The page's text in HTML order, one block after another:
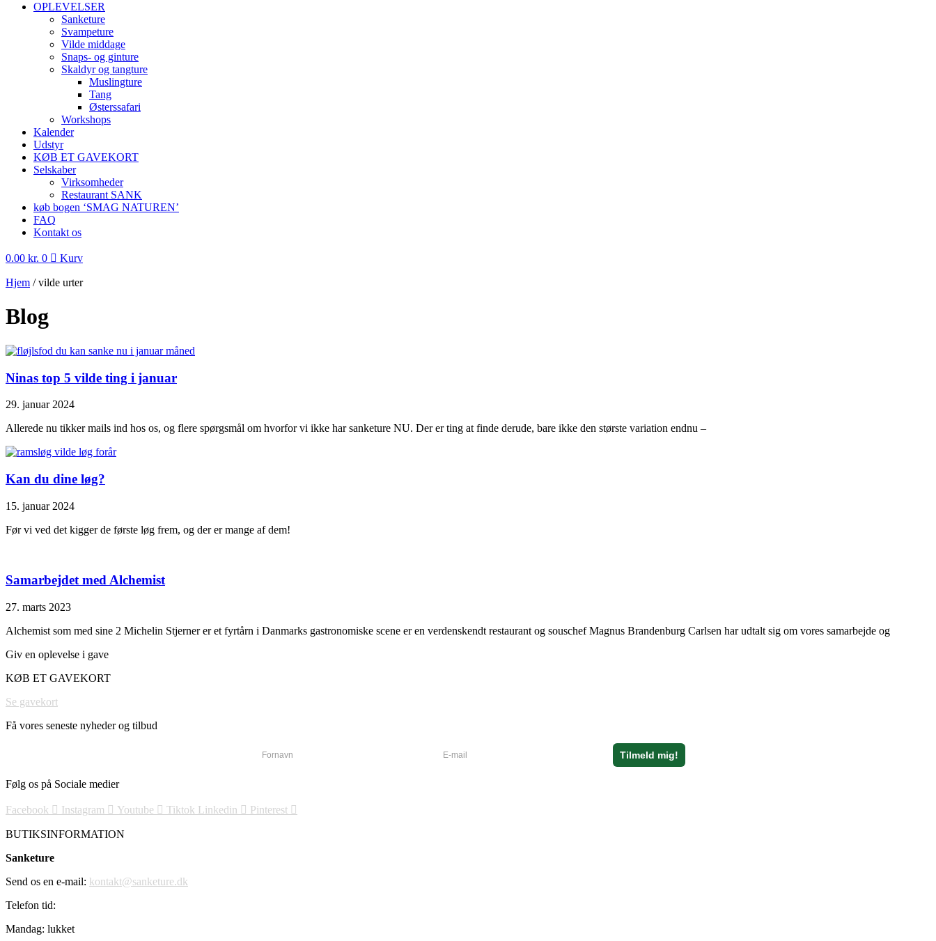
OPLEVELSER
Sanketure
Svampeture
Vilde middage
Snaps- og ginture
Skaldyr og tangture
Muslingture
Tang
Østerssafari
Workshops
Kalender
Udstyr
KØB ET GAVEKORT
Selskaber
Virksomheder
Restaurant SANK
køb bogen ‘SMAG NATUREN’
FAQ
Kontakt os
0.00 kr. 0 Kurv
Hjem /vilde urter
Blog
Ninas top 5 vilde ting i januar
29. januar 2024
Allerede nu tikker mails ind hos os, og flere spørgsmål om hvorfor vi ikke har sanketure NU. Der er ting at finde derude, bare ikke den største variation endnu –
Kan du dine løg?
15. januar 2024
Før vi ved det kigger de første løg frem, og der er mange af dem!
Samarbejdet med Alchemist
27. marts 2023
Alchemist som med sine 2 Michelin Stjerner er et fyrtårn i Danmarks gastronomiske scene er en verdenskendt restaurant og souschef Magnus Brandenburg Carlsen har udtalt sig om vores samarbejde og
Giv en oplevelse i gave
KØB ET GAVEKORT
Se gavekort
Få vores seneste nyheder og tilbud
Følg os på Sociale medier
Facebook Instagram Youtube Tiktok Linkedin Pinterest
BUTIKSINFORMATION
Sanketure
Send os en e-mail: kontakt@sanketure.dk
Telefon tid:
Mandag: lukket